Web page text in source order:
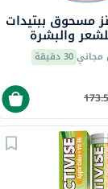
مسحوق ببتيدات
والبشرة
مجاني30 دقيقة